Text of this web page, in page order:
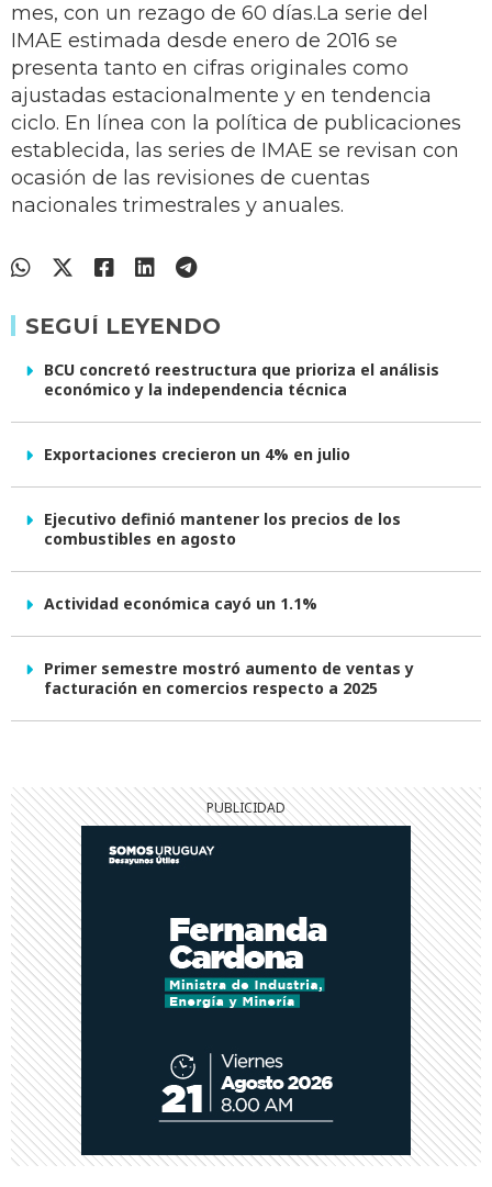
mes, con un rezago de 60 días.La serie del
IMAE estimada desde enero de 2016 se
presenta tanto en cifras originales como
ajustadas estacionalmente y en tendencia
ciclo. En línea con la política de publicaciones
establecida, las series de IMAE se revisan con
ocasión de las revisiones de cuentas
nacionales trimestrales y anuales.
SEGUÍ LEYENDO
BCU concretó reestructura que prioriza el análisis
económico y la independencia técnica
Exportaciones crecieron un 4% en julio
Ejecutivo definió mantener los precios de los
combustibles en agosto
Actividad económica cayó un 1.1%
Primer semestre mostró aumento de ventas y
facturación en comercios respecto a 2025